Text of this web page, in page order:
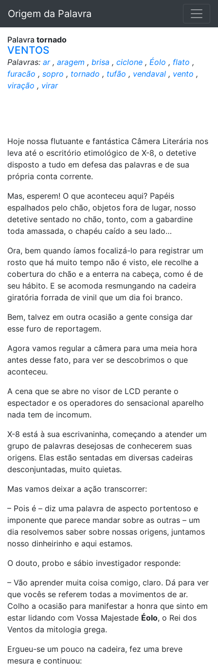
Origem da Palavra
Palavra tornado
VENTOS
Palavras: ar, aragem , brisa , ciclone , Éolo , flato ,
furacão , sopro , tornado , tufão , vendaval , vento ,
viração , virar
Hoje nossa flutuante e fantástica Câmera Literária nos
leva até o escritório etimológico de X-8, o detetive
disposto a tudo em defesa das palavras e de sua
própria conta corrente.
Mas, esperem! O que aconteceu aqui? Papéis
espalhados pelo chão, objetos fora de lugar, nosso
detetive sentado no chão, tonto, com a gabardine
toda amassada, o chapéu caído a seu lado…
Ora, bem quando íamos focalizá-lo para registrar um
rosto que há muito tempo não é visto, ele recolhe a
cobertura do chão e a enterra na cabeça, como é de
seu hábito. E se acomoda resmungando na cadeira
giratória forrada de vinil que um dia foi branco.
Bem, talvez em outra ocasião a gente consiga dar
esse furo de reportagem.
Agora vamos regular a câmera para uma meia hora
antes desse fato, para ver se descobrimos o que
aconteceu.
A cena que se abre no visor de LCD perante o
espectador e os operadores do sensacional aparelho
nada tem de incomum.
X-8 está à sua escrivaninha, começando a atender um
grupo de palavras desejosas de conhecerem suas
origens. Elas estão sentadas em diversas cadeiras
desconjuntadas, muito quietas.
Mas vamos deixar a ação transcorrer:
– Pois é – diz uma palavra de aspecto portentoso e
imponente que parece mandar sobre as outras – um
dia resolvemos saber sobre nossas origens, juntamos
nosso dinheirinho e aqui estamos.
O douto, probo e sábio investigador responde:
– Vão aprender muita coisa comigo, claro. Dá para ver
que vocês se referem todas a movimentos de ar.
Colho a ocasião para manifestar a honra que sinto em
estar lidando com Vossa Majestade Éolo, o Rei dos
Ventos da mitologia grega.
Ergueu-se um pouco na cadeira, fez uma breve
mesura e continuou: